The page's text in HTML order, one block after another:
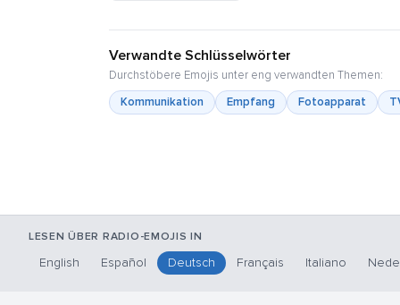
Verwandte Schlüsselwörter
Durchstöbere Emojis unter eng verwandten Themen:
Kommunikation
Empfang Fotoapparat
LESEN ÜBER RADIO-EMOJIS IN
English Español Deutsch Français Italiano